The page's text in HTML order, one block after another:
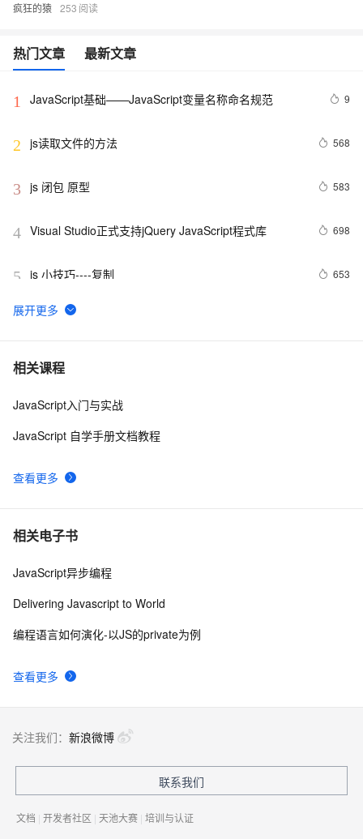
疯狂的猿 253
热门文章 最新文章
1 JavaScript基础——JavaScript变量名称命名规范 9
2 js读取文件的方法 568
3 js 闭包 原型 583
4 Visual Studio正式支持jQuery JavaScript程式库 698
5 js 小技巧----复制 653
6 创建JavaScript对象
7 Javascript面向对象编程（二）：构造函数的继承 by 阮
8 js 的 slice方法
相关课程
查看更多
JavaScript入门与实战
JavaScript 自学手册文档教程
相关电子书
查看更多
JavaScript异步编程
Delivering Javascript to World
编程语言如何演化-以JS的private为例
关注我们： 新浪微博
联系我们
文档 | 开发者社区 | 天池大赛 | 培训与认证